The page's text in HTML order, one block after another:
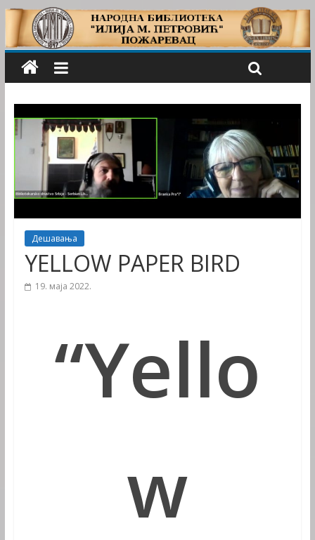
Дешавања
YELLOW PAPER BIRD
19. маја 2022.
“Yello
w